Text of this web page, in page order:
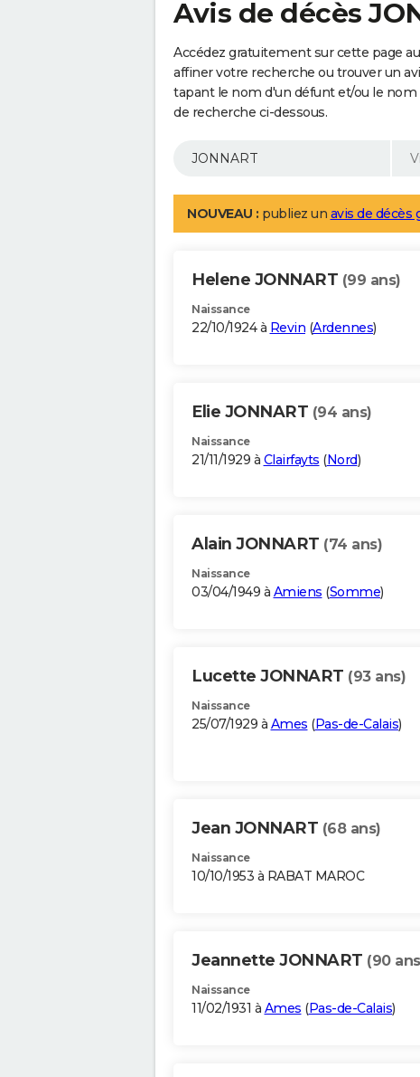
Avis de décès
Accédez gratuitement sur cette page
affiner votre recherche ou trouver un
tapant le nom d'un défunt et/ou le
de recherche ci-dessous.
NOUVEAU : publiez un avis de décès
Helene JONNART (99 ans)
Naissance
22/10/1924 à Revin (Ardennes)
Elie JONNART (94 ans)
Naissance
21/11/1929 à Clairfayts (Nord)
Alain JONNART (74 ans)
Naissance
03/04/1949 à Amiens (Somme)
Lucette JONNART (93 ans)
Naissance
25/07/1929 à Ames (Pas-de-Calais)
Jean JONNART (68 ans)
Naissance
10/10/1953 à RABAT MAROC
Jeannette JONNART (90
Naissance
11/02/1931 à Ames (Pas-de-Calais)